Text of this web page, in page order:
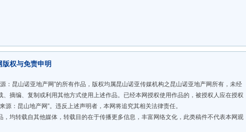
版权与免责申明
：昆山诺亚地产网”的所有作品，版权均属昆山诺亚传媒机构之昆山诺亚地产网所有，未经
、摘编、复制或利用其他方式使用上述作品。已经本网授权使用作品的，被授权人应在授权
源：昆山地产网”。违反上述声明者，本网将追究其相关法律责任。
均转载自其他媒体，转载目的在于传播更多信息，丰富网络文化，此类稿件不代表本网观